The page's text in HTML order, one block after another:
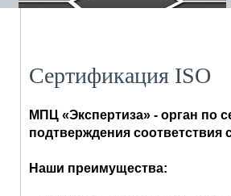
Сертификация ISO
МПЦ «Экспертиза» - орган
подтверждения соответствия
Наши преимущества: